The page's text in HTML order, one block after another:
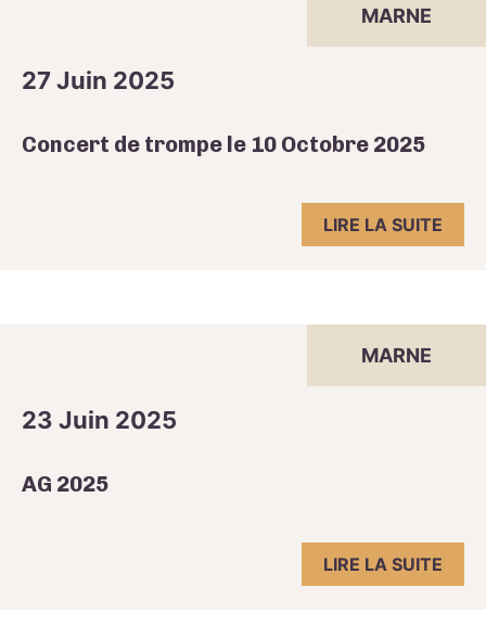
MARNE
27 Juin 2025
Concert de trompe le 10 Octobre 2025
LIRE LA SUITE
MARNE
23 Juin 2025
AG 2025
LIRE LA SUITE